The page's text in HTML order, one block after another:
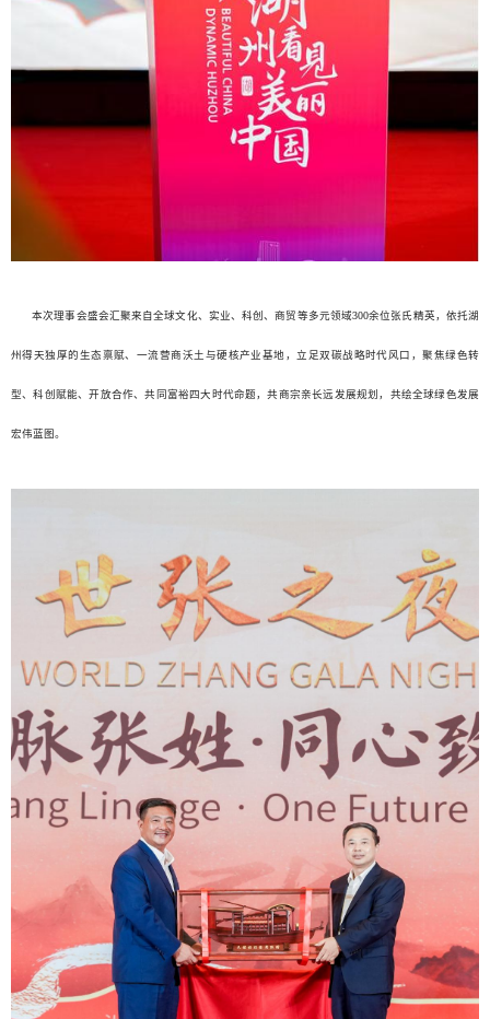
本次理事会盛会汇聚来自全球文化、实业、科创、商贸等多元领域300余位张氏精英，依托湖
州得天独厚的生态禀赋、一流营商沃土与硬核产业基地，立足双碳战略时代风口，聚焦绿色转
型、科创赋能、开放合作、共同富裕四大时代命题，共商宗亲长远发展规划，共绘全球绿色发展
宏伟蓝图。